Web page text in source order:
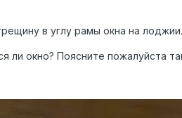
в углу рамы окна на
ли окно? Поясните пожалуйста